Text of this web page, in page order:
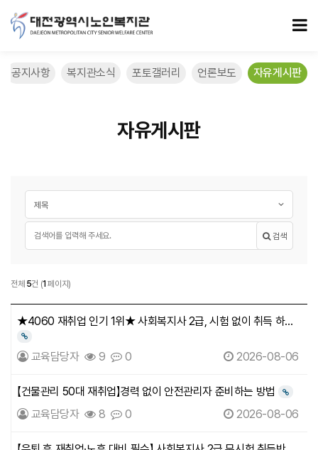
자유게시판 페이지
공지사항 복지관소식 포토갤러리 언론보도 자유게시판
자유게시판
게시글 검색
검색대상
검색어필수 검색
자유게시판
전체 5건 (1 페이지)
자유게시판 목록
★4060 재취업 인기 1위★ 사회복지사 2급, 시험 없이 취득 하는
방법
링크
교육담당자 9 0 2026-08-06
【건물관리 50대 재취업】경력 없이 안전관리자 준비하는 방법 링크
교육담당자 8 0 2026-08-06